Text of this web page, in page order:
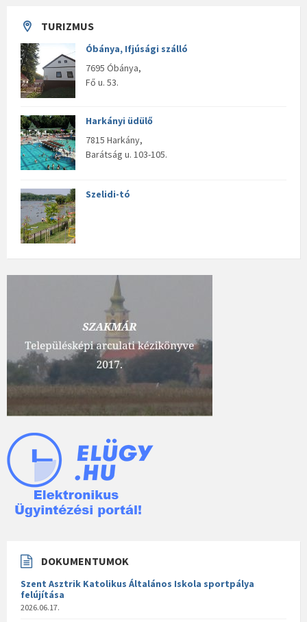
TURIZMUS
Óbánya, Ifjúsági szálló
7695 Óbánya,
Fő u. 53.
Harkányi üdülő
7815 Harkány,
Barátság u. 103-105.
Szelidi-tó
DOKUMENTUMOK
Szent Asztrik Katolikus Általános Iskola sportpálya
felújítása
2026.06.17.